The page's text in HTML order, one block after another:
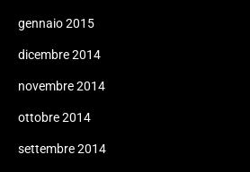
gennaio 2015
dicembre 2014
novembre 2014
ottobre 2014
settembre 2014